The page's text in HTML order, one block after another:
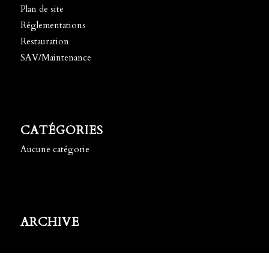
Plan de site
Réglementations
Restauration
SAV/Maintenance
CATÉGORIES
Aucune catégorie
ARCHIVE